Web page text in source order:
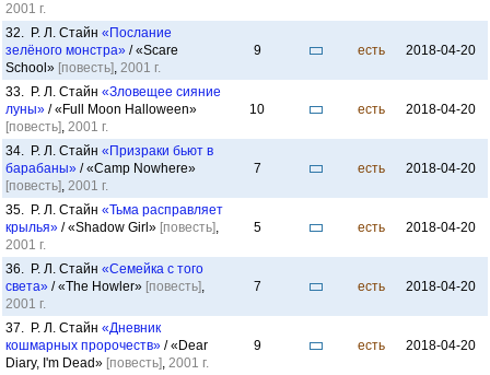
2001 г.
32. Р. Л. Стайн «Послание
зелёного монстра» / «Scare
School» [повесть], 2001 г.
9 есть 2018-04-20
33. Р. Л. Стайн «Зловещее сияние
луны» / «Full Moon Halloween»
[повесть], 2001 г.
10 есть 2018-04-20
34. Р. Л. Стайн «Призраки бьют в
барабаны» / «Camp Nowhere»
[повесть], 2001 г.
7 есть 2018-04-20
35. Р. Л. Стайн «Тьма расправляет
крылья» / «Shadow Girl» [повесть],
2001 г.
5 есть 2018-04-20
36. Р. Л. Стайн «Семейка с того
света» / «Тhe Howler» [повесть],
2001 г.
7 есть 2018-04-20
37. Р. Л. Стайн «Дневник
кошмарных пророчеств» / «Dear
Diary, I'm Dead» [повесть], 2001 г.
9 есть 2018-04-20